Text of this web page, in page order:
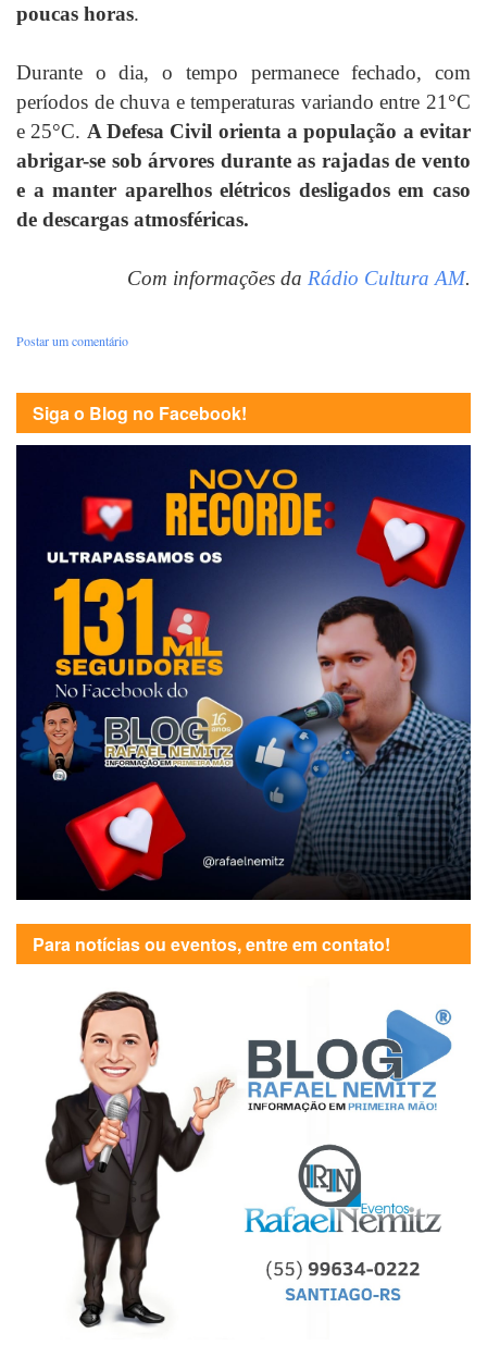
poucas horas.
Durante o dia, o tempo permanece fechado, com
períodos de chuva e temperaturas variando entre 21°C
e 25°C. A Defesa Civil orienta a população a evitar
abrigar-se sob árvores durante as rajadas de vento
e a manter aparelhos elétricos desligados em caso
de descargas atmosféricas.
Com informações da Rádio Cultura AM.
Postar um comentário
Siga o Blog no Facebook!
Para notícias ou eventos, entre em contato!